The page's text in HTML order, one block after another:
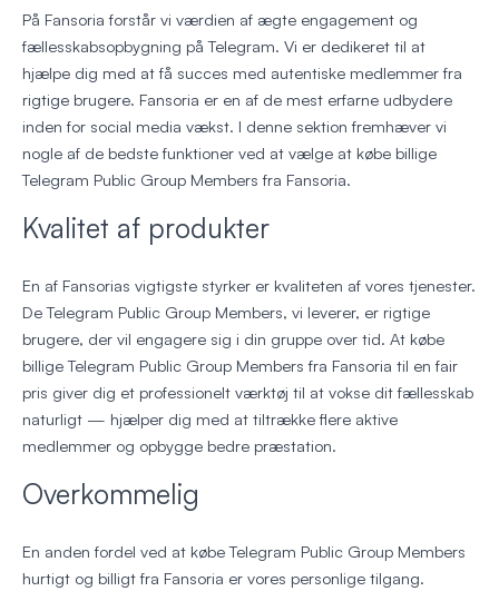
På Fansoria forstår vi værdien af ægte engagement og
fællesskabsopbygning på Telegram. Vi er dedikeret til at
hjælpe dig med at få succes med autentiske medlemmer fra
rigtige brugere. Fansoria er en af de mest erfarne udbydere
inden for social media vækst. I denne sektion fremhæver vi
nogle af de bedste funktioner ved at vælge at købe billige
Telegram Public Group Members fra Fansoria.
Kvalitet af produkter
En af Fansorias vigtigste styrker er kvaliteten af vores tjenester.
De Telegram Public Group Members, vi leverer, er rigtige
brugere, der vil engagere sig i din gruppe over tid. At købe
billige Telegram Public Group Members fra Fansoria til en fair
pris giver dig et professionelt værktøj til at vokse dit fællesskab
naturligt — hjælper dig med at tiltrække flere aktive
medlemmer og opbygge bedre præstation.
Overkommelig
En anden fordel ved at købe Telegram Public Group Members
hurtigt og billigt fra Fansoria er vores personlige tilgang.